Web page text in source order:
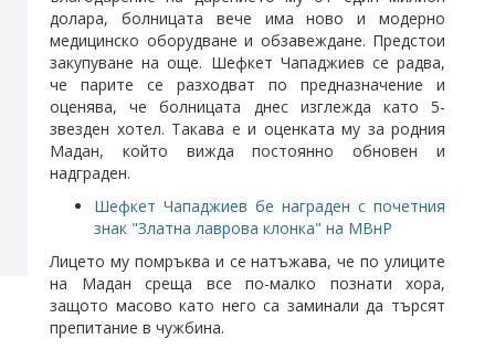
долара, болницата вече има ново и модерно
медицинско оборудване и обзавеждане. Предстои
закупуване на още. Шефкет Чападжиев се радва,
че парите се разходват по предназначение и
оценява, че болницата днес изглежда като 5-
звезден хотел. Такава е и оценката му за родния
Мадан, който вижда постоянно обновен и
надграден.
Шефкет Чападжиев бе награден с почетния
знак "Златна лаврова клонка" на МВнР
Лицето му помръква и се натъжава, че по улиците
на Мадан среща все по-малко познати хора,
защото масово като него са заминали да търсят
препитание в чужбина.